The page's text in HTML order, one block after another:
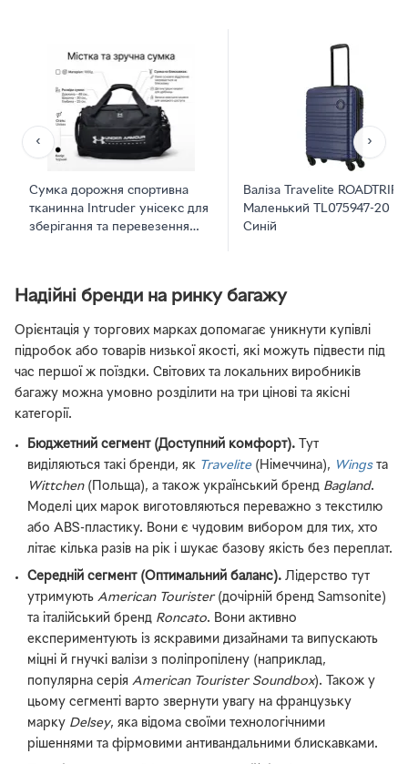
‹
Сумка дорожня спортивна
тканинна Intruder унісекс для
зберігання та перевезення
Валіза Travelite ROADTRIP/
Маленький TL075947-20
Синій
›
Надійні бренди на ринку багажу
Орієнтація у торгових марках допомагає уникнути купівлі
підробок або товарів низької якості, які можуть підвести під
час першої ж поїздки. Світових та локальних виробників
багажу можна умовно розділити на три цінові та якісні
категорії.
Бюджетний сегмент (Доступний комфорт). Тут
виділяються такі бренди, як Travelite(Німеччина), Wingsта
Wittchen(Польща), а також український бренд Bagland.
Моделі цих марок виготовляються переважно з текстилю
або ABS-пластику. Вони є чудовим вибором для тих, хто
літає кілька разів на рік і шукає базову якість без переплат.
Середній сегмент (Оптимальний баланс). Лідерство тут
утримуютьAmerican Tourister(дочірній бренд Samsonite)
та італійський бренд Roncato. Вони активно
експериментують із яскравими дизайнами та випускають
міцні й гнучкі валізи з поліпропілену (наприклад,
популярна серіяAmerican Tourister Soundbox). Також у
цьому сегменті варто звернути увагу на французьку
марку Delsey, яка відома своїми технологічними
рішеннями та фірмовими антивандальними блискавками.